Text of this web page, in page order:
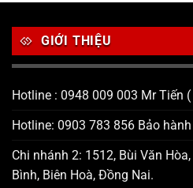
GIỚI THIỆU
Hotline : 0948 009 003 Mr Tiến
Hotline: 0903 783 856 Bảo
Chi nhánh 2: 1512, Bùi Văn
Bình, Biên Hoà, Đồng Nai.